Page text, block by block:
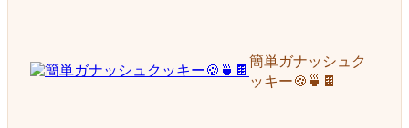
簡単ガナッシュク
ッキー🍪🍵🍫